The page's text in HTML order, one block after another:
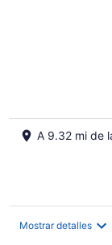
A 9.32 mi de
Mostrar detalles